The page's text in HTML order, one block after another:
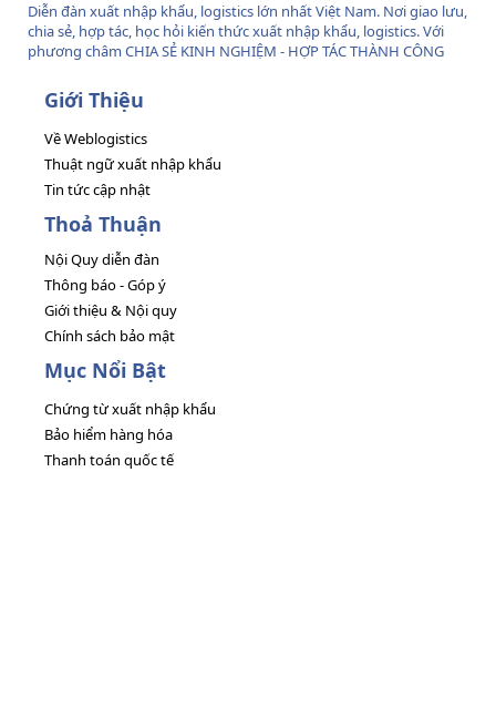
Diễn đàn xuất nhập khẩu, logistics lớn nhất Việt Nam. Nơi giao lưu,
chia sẻ, hợp tác, học hỏi kiến thức xuất nhập khẩu, logistics. Với
phương châm CHIA SẺ KINH NGHIỆM - HỢP TÁC THÀNH CÔNG
Giới Thiệu
Về Weblogistics
Thuật ngữ xuất nhập khẩu
Tin tức cập nhật
Thoả Thuận
Nội Quy diễn đàn
Thông báo - Góp ý
Giới thiệu & Nội quy
Chính sách bảo mật
Mục Nổi Bật
Chứng từ xuất nhập khẩu
Bảo hiểm hàng hóa
Thanh toán quốc tế